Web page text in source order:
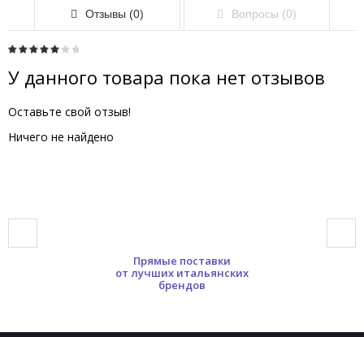
Отзывы (0) Вопросы (0)
У данного товара пока нет отзывов
Оставьте свой отзыв!
Ничего не найдено
Прямые поставки
от лучших итальянских
брендов